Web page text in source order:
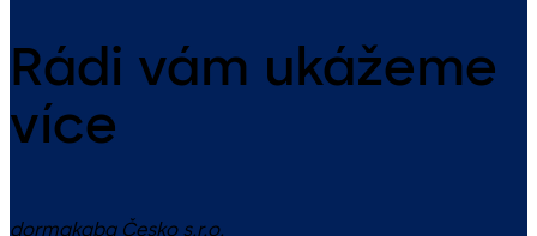
Rádi vám ukážeme
více
dormakaba Česko s.r.o.